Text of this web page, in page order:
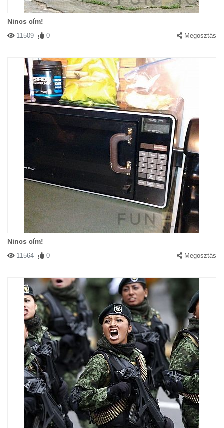
Nincs cím!
11509 0 Megosztás
Nincs cím!
11564 0 Megosztás